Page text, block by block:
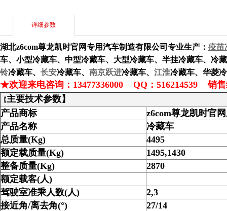
详细参数
湖北z6com尊龙凯时官网专用汽车制造有限公司 专业生产： 疫苗
车、 小型冷藏车、 中型冷藏车、 大型冷藏车、 半挂冷藏车、 冷
铃冷藏车、 长安冷藏车、 南京跃进冷藏车、 江淮冷藏车、 华菱
★欢迎来电咨询： 13477336000 QQ：516214539 销
【主要技术参数】
产品商标
z6com尊龙凯时官
产品名称
冷藏车
总质量(Kg)
4495
额定载质量(Kg)
1495,1430
整备质量(Kg)
2870
额定载客(人)
驾驶室准乘人数(人)
2,3
接近角/离去角(°)
27/14